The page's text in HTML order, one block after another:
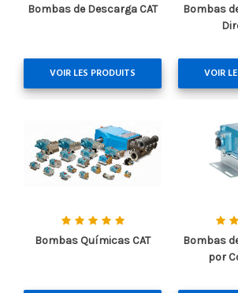
Bombas de Descarga CAT
VOIR LES PRODUITS
Bombas
VOIR
Bombas Químicas CAT
Bombas
por